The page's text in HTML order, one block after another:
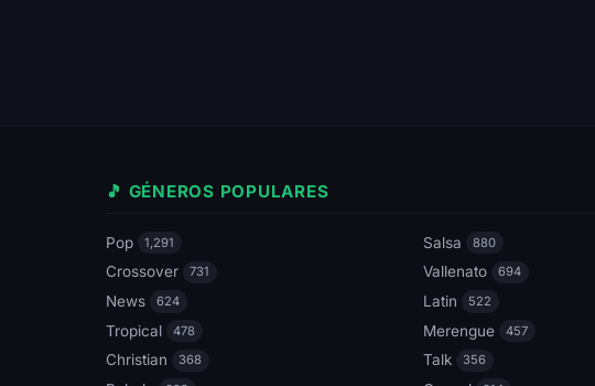
🎵 GÉNEROS POPULARES
Pop 1,291 Salsa 880
Crossover 731 Vallenato 694
News 624 Latin 522
Tropical 478 Merengue 457
Christian 368 Talk 356